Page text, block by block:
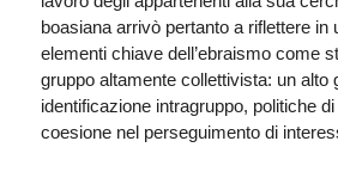
boasiana arrivò pertanto a riflettere in
elementi chiave dell’ebraismo come
gruppo altamente collettivista: un alto
identificazione intragruppo, politiche
coesione nel perseguimento di